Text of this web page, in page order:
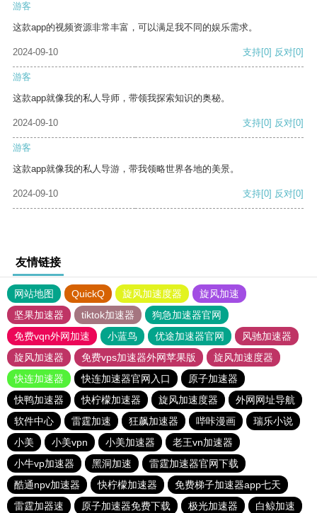
游客
这款app的视频资源非常丰富，可以满足我不同的娱乐需求。
2024-09-10 支持[0] 反对[0]
游客
这款app就像我的私人导师，带领我探索知识的奥秘。
2024-09-10 支持[0] 反对[0]
游客
这款app就像我的私人导游，带我领略世界各地的美景。
2024-09-10 支持[0] 反对[0]
友情链接
网站地图 QuickQ 旋风加速度器
旋风加速
坚果加速器
tiktok加速器
狗急加速器官网
免费vqn外网加速
小蓝鸟 优途加速器官网
风驰加速器
旋风加速器
免费vps加速器外网苹果版
旋风加速度器
快连加速器
快连加速器官网入口
原子加速器
快鸭加速器
快柠檬加速器 旋风加速度器
外网网址导航
软件中心
雷霆加速 狂飙加速器 哔咔漫画
瑞乐小说
小美
小美vpn 小美加速器
老王vn加速器
小牛vp加速器
黑洞加速
雷霆加速器官网下载
酷通npv加速器
快柠檬加速器
免费梯子加速器app七天
雷霆加器速
原子加速器免费下载 极光加速器 白鲸加速